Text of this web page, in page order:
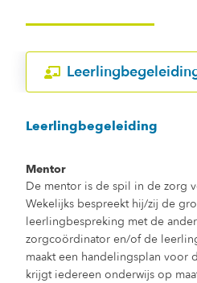
Leerlingbegeleiding
Mentor
De mentor is de spil in de zorg
Wekelijks bespreekt hij/zij de
leerlingbespreking met de
zorgcoördinator en/of de
maakt een handelingsplan
krijgt iedereen onderwijs op